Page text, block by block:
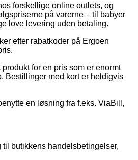
forskellige online outlets, og
på varerne – til babyer
love levering uden betaling.
efter rabatkoder på Ergoen
for en pris som er enormt
Bestillinger med kort er heldigvis
en løsning fra f.eks. ViaBill,
butikkens handelsbetingelser,